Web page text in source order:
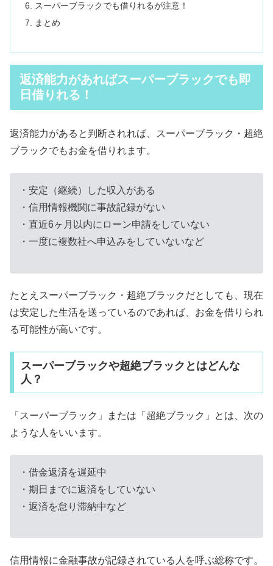
スーパーブラックでも借りれるが注意！
まとめ
返済能力があればスーパーブラックでも即
日借りれる！
返済能力があると判断されれば、スーパーブラック・超絶
ブラックでもお金を借りれます。
・安定（継続）した収入がある
・信用情報機関に事故記録がない
・直近6ヶ月以内にローン申請をしていない
・一度に複数社へ申込みをしていないなど
たとえスーパーブラック・超絶ブラックだとしても、現在
は安定した生活を送っているのであれば、お金を借りられ
る可能性が高いです。
スーパーブラックや超絶ブラックとはどんな
人？
「スーパーブラック」または「超絶ブラック」とは、次の
ような人をいいます。
・借金返済を遅延中
・期日までに返済をしていない
・返済を怠り滞納中など
信用情報に金融事故が記録されている人を呼ぶ総称です。